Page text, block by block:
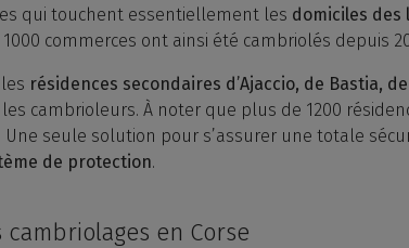
qui touchent essentiellement les domiciles des
commerces ont ainsi été cambriolés depuis
résidences secondaires d’Ajaccio, de Bastia, de
cambrioleurs. À noter que plus de 1200
seule solution pour s’assurer une totale
de protection.
en Corse